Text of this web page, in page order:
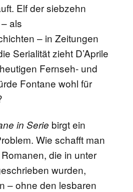
Elf der siebzehn
als
– in Zeitungen
Serialität zieht D’Aprile
Fernseh- und
Fontane wohl für
in Serie birgt ein
Wie schafft man
die in unter
wurden,
– ohne den lesbaren